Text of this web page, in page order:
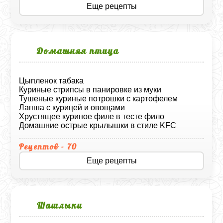
Еще рецепты
Домашняя птица
Цыпленок табака
Куриные стрипсы в панировке из муки
Тушеные куриные потрошки с картофелем
Лапша с курицей и овощами
Хрустящее куриное филе в тесте фило
Домашние острые крылышки в стиле KFC
Рецептов - 70
Еще рецепты
Шашлыки